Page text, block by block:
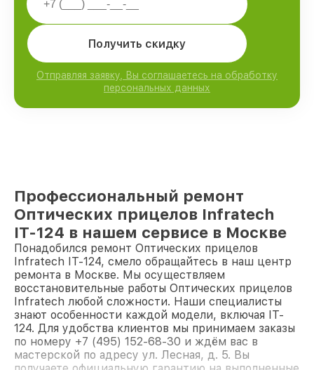
Получить скидку
Отправляя заявку, Вы соглашаетесь на обработку
персональных данных
Профессиональный ремонт
Оптических прицелов Infratech
IT-124 в нашем сервисе в Москве
Понадобился ремонт Оптических прицелов
Infratech IT-124, смело обращайтесь в наш центр
ремонта в Москве. Мы осуществляем
восстановительные работы Оптических прицелов
Infratech любой сложности. Наши специалисты
знают особенности каждой модели, включая IT-
124. Для удобства клиентов мы принимаем заказы
по номеру +7 (495) 152-68-30 и ждём вас в
мастерской по адресу ул. Лесная, д. 5. Вы